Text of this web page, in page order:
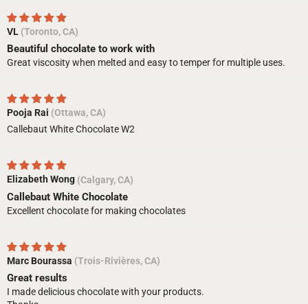
VL (Toronto, CA)
Beautiful chocolate to work with
Great viscosity when melted and easy to temper for multiple uses.
Pooja Rai (Ottawa, CA)
Callebaut White Chocolate W2
Elizabeth Wong (Calgary, CA)
Callebaut White Chocolate
Excellent chocolate for making chocolates
Marc Bourassa (Trois-Rivières, CA)
Great results
I made delicious chocolate with your products.